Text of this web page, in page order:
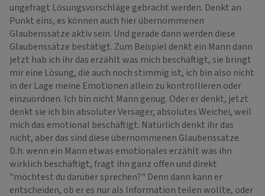
ungefragt Lösungsvorschläge gebracht werden. Denkt an
Punkt eins, es können auch hier übernommenen
Glaubenssätze aktiv sein. Und gerade dann werden diese
Glaubenssätze bestätigt. Zum Beispiel denkt ein Mann dann
jetzt hab ich ihr das erzählt was mich beschäftigt, sie bringt
mir eine Lösung, die auch noch stimmig ist, ich bin also nicht
in der Lage meine Emotionen allein zu kontrollieren oder
einzuordnen. Ich bin nicht Mann genug. Oder er denkt, jetzt
denkt sie ich bin absoluter Versager, absolutes Weichei, weil
mich das emotional beschäftigt. Natürlich denkt ihr das
nicht, aber das sind diese übernommenen Glaubenssätze.
D.h. wenn ein Mann etwas emotionales erzählt was ihn
wirklich beschäftigt, fragt ihn ganz offen und direkt
"möchtest du darüber sprechen?" Denn dann kann er
entscheiden, ob er es nur als Information teilen wollte, oder